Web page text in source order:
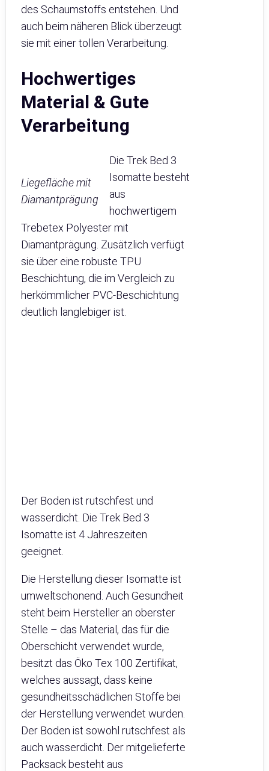
des Schaumstoffs entstehen. Und
auch beim näheren Blick überzeugt
sie mit einer tollen Verarbeitung.
Hochwertiges
Material & Gute
Verarbeitung
Liegefläche mit
Diamantprägung
Die Trek Bed 3
Isomatte besteht
aus
hochwertigem
Trebetex Polyester mit
Diamantprägung. Zusätzlich verfügt
sie über eine robuste TPU
Beschichtung, die im Vergleich zu
herkömmlicher PVC-Beschichtung
deutlich langlebiger ist.
Der Boden ist rutschfest und
wasserdicht. Die Trek Bed 3
Isomatte ist 4 Jahreszeiten
geeignet.
Die Herstellung dieser Isomatte ist
umweltschonend. Auch Gesundheit
steht beim Hersteller an oberster
Stelle – das Material, das für die
Oberschicht verwendet wurde,
besitzt das Öko Tex 100 Zertifikat,
welches aussagt, dass keine
gesundheitsschädlichen Stoffe bei
der Herstellung verwendet wurden.
Der Boden ist sowohl rutschfest als
auch wasserdicht. Der mitgelieferte
Packsack besteht aus